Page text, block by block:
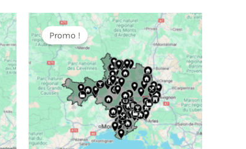
Promo !